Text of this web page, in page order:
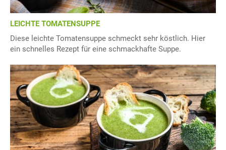
LEICHTE TOMATENSUPPE
Diese leichte Tomatensuppe schmeckt sehr köstlich. Hier
ein schnelles Rezept für eine schmackhafte Suppe.